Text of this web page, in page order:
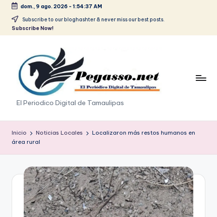
Saltar
dom., 9 ago. 2026 - 1:54:38 AM
Subscribe to our bloghashter & never miss our best posts.
Subscribe Now!
p
e
g
a
o
El Periodico Digital de Tamaulipas
Inicio Noticias Locales
Localizaron más restos humanos en
área rural